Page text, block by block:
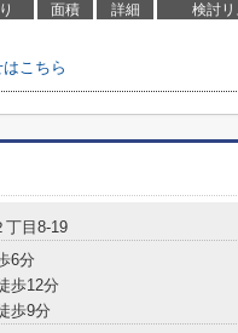
面積 詳細 検討リ
こちら
丁目8-19
6分
歩12分
歩9分